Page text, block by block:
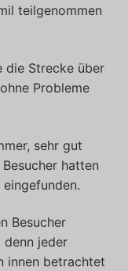
teilgenommen
die Strecke über
Probleme
sehr gut
hatten
Besucher
denn jeder
innen betrachtet